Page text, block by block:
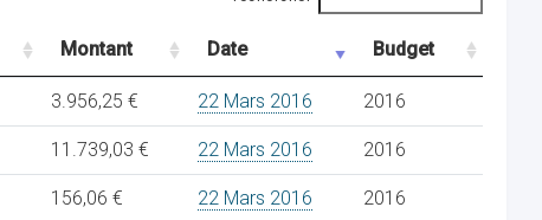
Montant Date Budget
3.956,25 € 22 Mars 2016 2016
11.739,03 € 22 Mars 2016 2016
156,06 € 22 Mars 2016 2016